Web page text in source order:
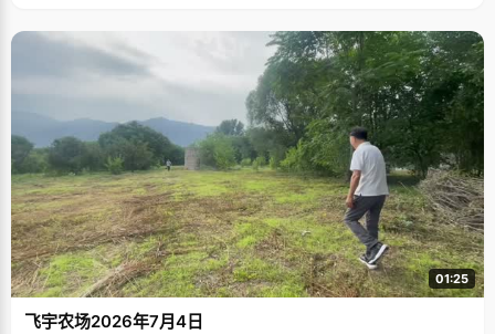
01:25
飞宇农场2026年7月4日